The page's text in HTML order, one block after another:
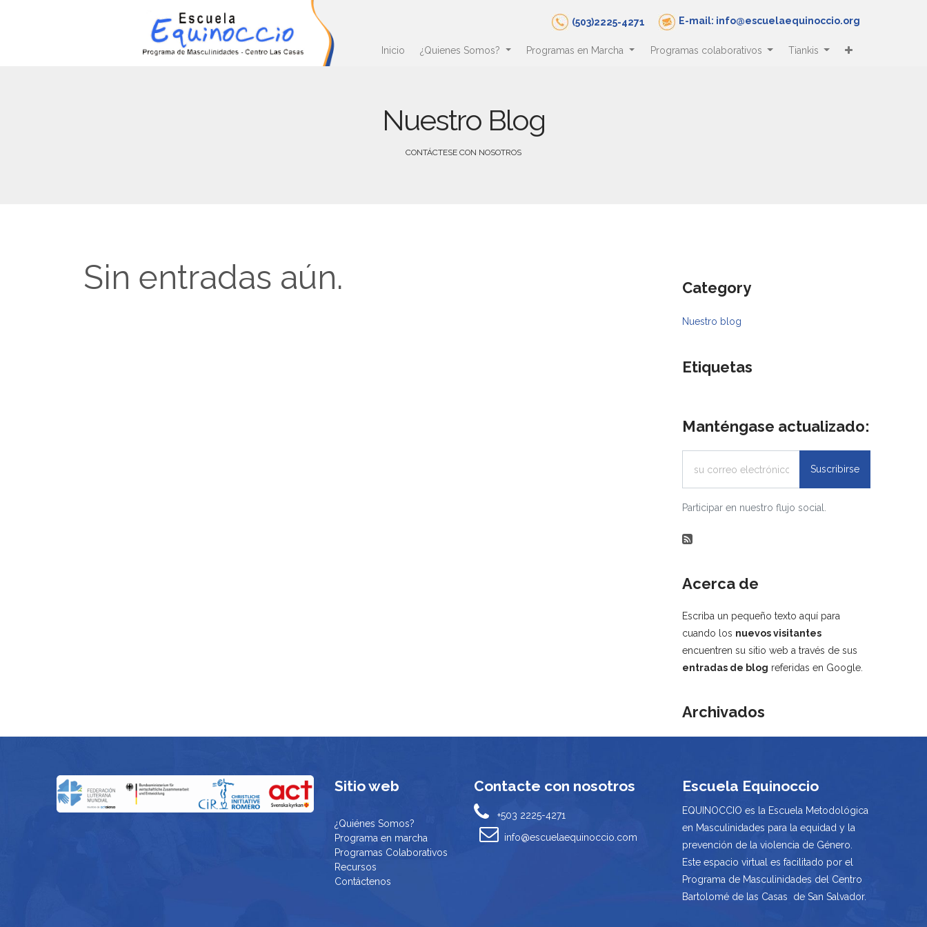
(503)2225-4271 E-mail: info@escuelaequinoccio.org
Inicio ¿Quienes Somos? Programas en Marcha Programas colaborativos Tiankis
Nuestro Blog
CONTÁCTESE CON NOSOTROS
Sin entradas aún. Category
Nuestro blog
Etiquetas
Manténgase actualizado:
Suscribirse
Participar en nuestro flujo social.
Acerca de
Escriba un pequeño texto aquí para
cuando los nuevos visitantes
encuentren su sitio web a través de sus
entradas de blog referidas en Google.
Archivados
Sitio web
¿Quiénes Somos?
Programa en marcha
Programas Colaborativos
Recursos
Contáctenos
Contacte con nosotros
+503 2225-4271
info@escuelaequinoccio.com
Escuela Equinoccio
EQUINOCCIO es la Escuela Metodológica
en Masculinidades para la equidad y la
prevención de la violencia de Género.
Este espacio virtual es facilitado por el
Programa de Masculinidades del Centro
Bartolomé de las Casas de San Salvador.